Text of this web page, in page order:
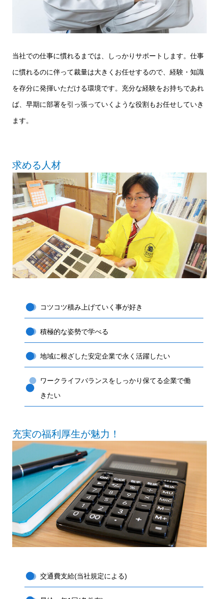
当社での仕事に慣れるまでは、しっかりサポートします。仕事
に慣れるのに伴って裁量は大きくお任せするので、経験・知識
を存分に発揮いただける環境です。充分な経験をお持ちであれ
ば、早期に部署を引っ張っていくような役割もお任せしていき
ます。
求める人材
コツコツ積み上げていく事が好き
積極的な姿勢で学べる
地域に根ざした安定企業で永く活躍したい
ワークライフバランスをしっかり保てる企業で働
きたい
充実の福利厚生が魅力！
交通費支給(当社規定による)